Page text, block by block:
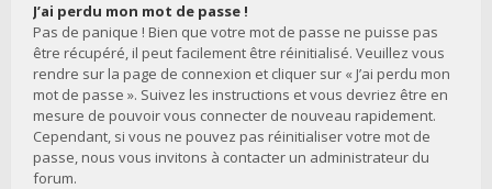
J’ai perdu mon mot de passe !
Pas de panique ! Bien que votre mot de passe ne puisse pas
être récupéré, il peut facilement être réinitialisé. Veuillez vous
rendre sur la page de connexion et cliquer sur « J’ai perdu mon
mot de passe ». Suivez les instructions et vous devriez être en
mesure de pouvoir vous connecter de nouveau rapidement.
Cependant, si vous ne pouvez pas réinitialiser votre mot de
passe, nous vous invitons à contacter un administrateur du
forum.